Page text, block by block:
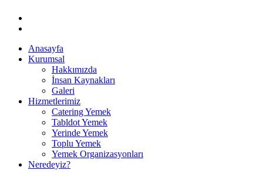
Anasayfa
Kurumsal
Hakkımızda
İnsan Kaynakları
Galeri
Hizmetlerimiz
Catering Yemek
Tabldot Yemek
Yerinde Yemek
Toplu Yemek
Yemek Organizasyonları
Neredeyiz?